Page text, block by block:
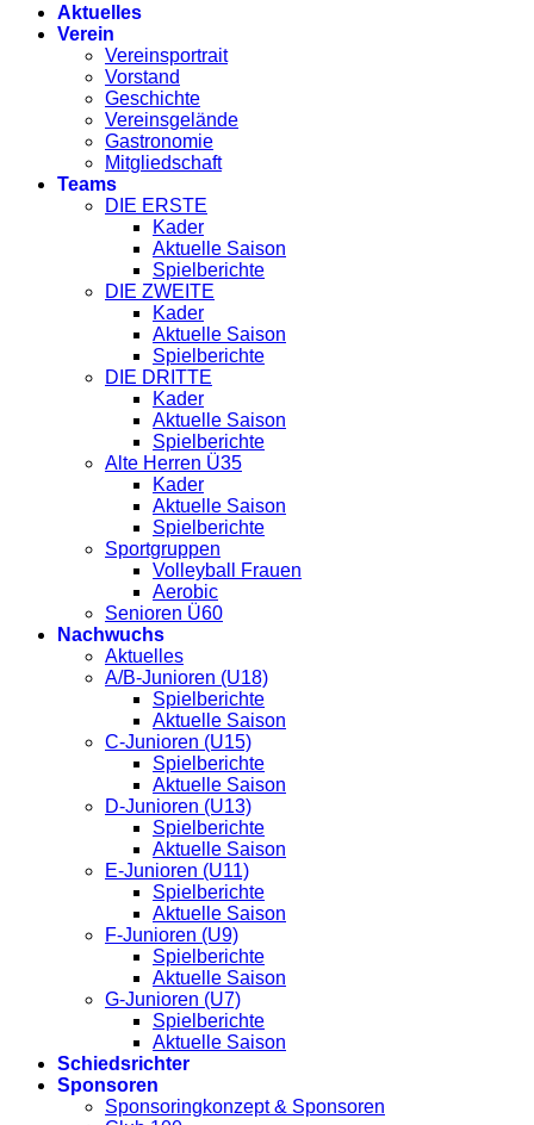
Aktuelles
Verein
Vereinsportrait
Vorstand
Geschichte
Vereinsgelände
Gastronomie
Mitgliedschaft
Teams
DIE ERSTE
Kader
Aktuelle Saison
Spielberichte
DIE ZWEITE
Kader
Aktuelle Saison
Spielberichte
DIE DRITTE
Kader
Aktuelle Saison
Spielberichte
Alte Herren Ü35
Kader
Aktuelle Saison
Spielberichte
Sportgruppen
Volleyball Frauen
Aerobic
Senioren Ü60
Nachwuchs
Aktuelles
A/B-Junioren (U18)
Spielberichte
Aktuelle Saison
C-Junioren (U15)
Spielberichte
Aktuelle Saison
D-Junioren (U13)
Spielberichte
Aktuelle Saison
E-Junioren (U11)
Spielberichte
Aktuelle Saison
F-Junioren (U9)
Spielberichte
Aktuelle Saison
G-Junioren (U7)
Spielberichte
Aktuelle Saison
Schiedsrichter
Sponsoren
Sponsoringkonzept & Sponsoren